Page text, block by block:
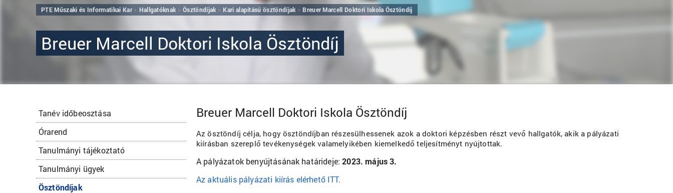
PTE Műszaki és Informatikai Kar Hallgatóknak Ösztöndíjak Kari alapítású ösztöndíjak Breuer Marcell Doktori Iskola Ösztöndíj
Breuer Marcell Doktori Iskola Ösztöndíj
Tanév időbeosztása
Órarend
Tanulmányi tájékoztató
Tanulmányi ügyek
Ösztöndíjak
Breuer Marcell Doktori Iskola Ösztöndíj
Az ösztöndíj célja, hogy ösztöndíjban részesülhessenek azok a doktori képzésben részt vevő hallgatók, akik a pályázati
kiírásban szereplő tevékenységek valamelyikében kiemelkedő teljesítményt nyújtottak.
A pályázatok benyújtásának határideje:2023. május 3.
Az aktuális pályázati kiírás elérhető ITT.